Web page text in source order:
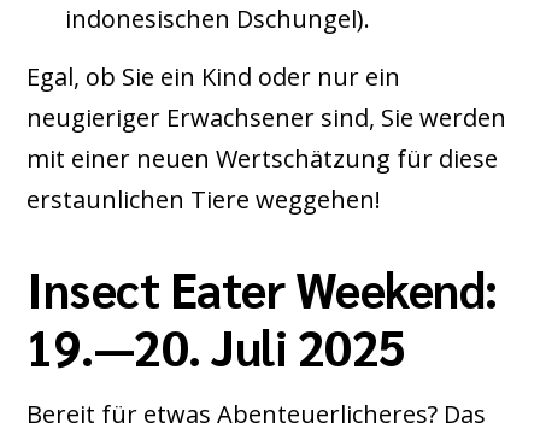
indonesischen Dschungel).
Egal, ob Sie ein Kind oder nur ein
neugieriger Erwachsener sind, Sie werden
mit einer neuen Wertschätzung für diese
erstaunlichen Tiere weggehen!
Insect Eater Weekend:
19.—20. Juli 2025
Bereit für etwas Abenteuerlicheres? Das